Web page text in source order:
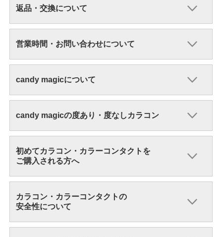
返品・交換について
営業時間・お問い合わせについて
candy magicについて
candy magicの度あり・度なしカラコン
初めてカラコン・カラーコンタクトを
ご購入される方へ
カラコン・カラーコンタクトの
安全性について